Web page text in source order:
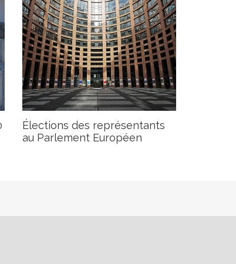
Élections des représentants
au Parlement Européen